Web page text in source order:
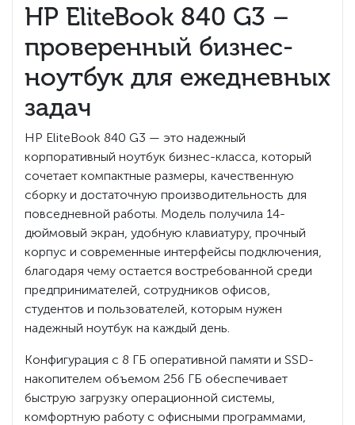
HP EliteBook 840 G3 –
проверенный бизнес-
ноутбук для ежедневных
задач
HP EliteBook 840 G3 — это надежный
корпоративный ноутбук бизнес-класса, который
сочетает компактные размеры, качественную
сборку и достаточную производительность для
повседневной работы. Модель получила 14-
дюймовый экран, удобную клавиатуру, прочный
корпус и современные интерфейсы подключения,
благодаря чему остается востребованной среди
предпринимателей, сотрудников офисов,
студентов и пользователей, которым нужен
надежный ноутбук на каждый день.
Конфигурация с 8 ГБ оперативной памяти и SSD-
накопителем объемом 256 ГБ обеспечивает
быструю загрузку операционной системы,
комфортную работу с офисными программами,